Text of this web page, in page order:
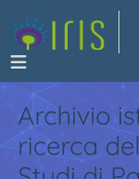
Archivio
ricerca